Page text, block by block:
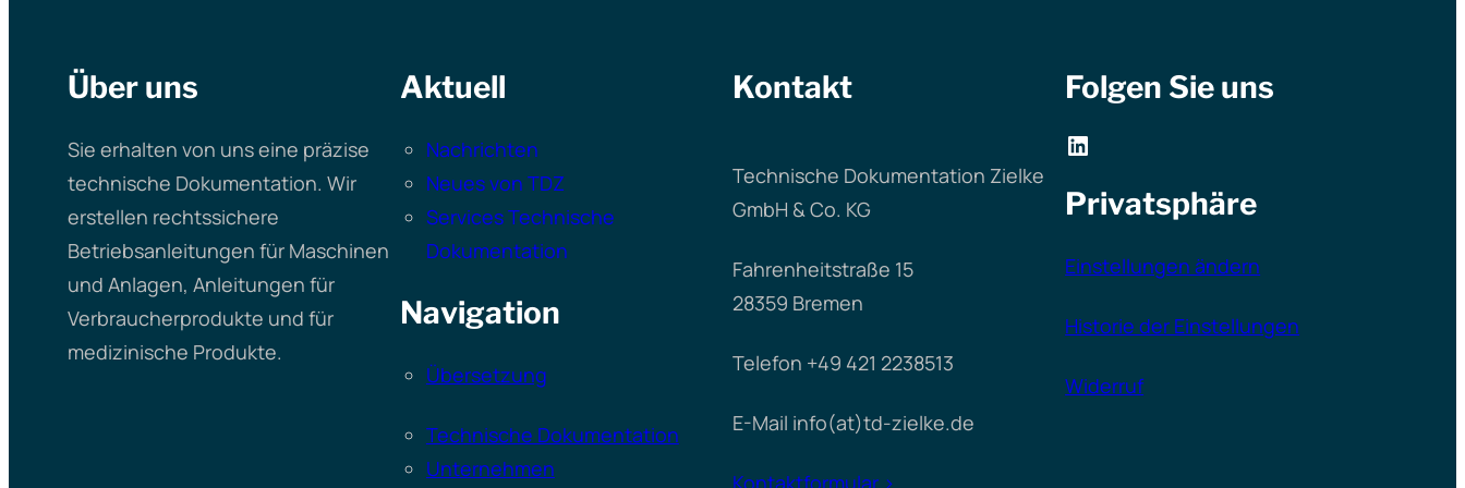
Über uns
Sie erhalten von uns eine präzise
technische Dokumentation. Wir
erstellen rechtssichere
Betriebsanleitungen für Maschinen
und Anlagen, Anleitungen für
Verbraucherprodukte und für
medizinische Produkte.
Aktuell
Nachrichten
Neues von TDZ
Services Technische
Dokumentation
Navigation
Übersetzung
Technische Dokumentation
Unternehmen
Kontakt
Technische Dokumentation Zielke
GmbH & Co. KG
Fahrenheitstraße 15
28359 Bremen
Telefon +49 421 2238513
E-Mail info(at)td-zielke.de
Kontaktformular >
Folgen Sie uns
LinkedIn
Privatsphäre
Einstellungen ändern
Historie der Einstellungen
Widerruf